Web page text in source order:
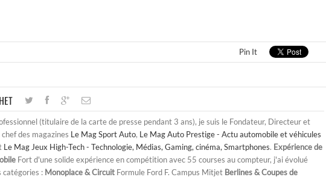
Pin It
(titulaire de la carte de presse pendant 3 ans), je suis le Fondateur, Directeur et
des magazines Le Mag Sport Auto, Le Mag Auto Prestige - Actu automobile et véhicules
Le Mag Jeux High-Tech - Technologie, Médias, Gaming, cinéma, Smartphones. Expérience de
Fort d'une solide expérience en compétition avec 55 courses au compteur, j'ai évolué
catégories : Monoplace & Circuit Formule Ford F. Campus Mitjet Berlines & Coupes de